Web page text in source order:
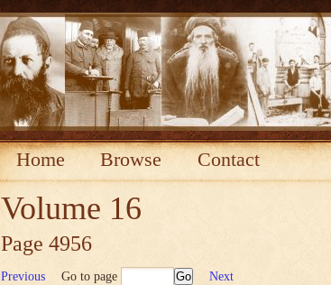
Home Browse Contact
Volume 16
Page 4956
Previous Go to page
Next